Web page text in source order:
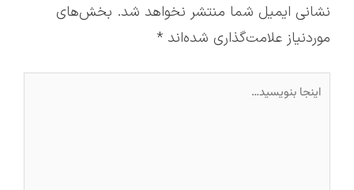
نشانی ایمیل شما منتشر نخواهد شد. بخش‌های
موردنیاز علامت‌گذاری شده‌اند *
اینجا